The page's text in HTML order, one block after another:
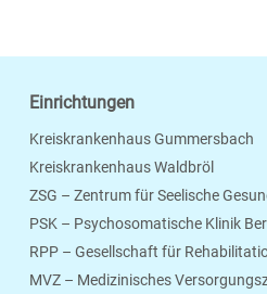
Einrichtungen
Kreiskrankenhaus Gummersbach
Kreiskrankenhaus Waldbröl
ZSG – Zentrum für Seelische
PSK – Psychosomatische Klinik
RPP – Gesellschaft für
MVZ – Medizinisches